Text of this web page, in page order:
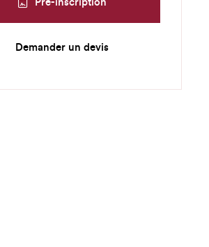
Pré-inscription
Demander un devis